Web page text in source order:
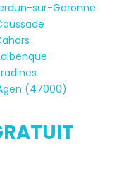
sur-Garonne
(47000)